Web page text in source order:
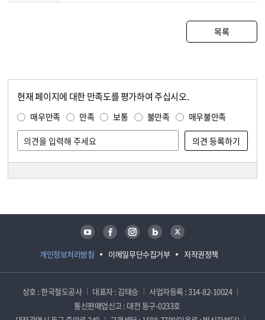
목록
현재 페이지에 대한 만족도를 평가하여 주십시오.
매우만족 만족 보통 불만족 매우불만족
개인정보처리방침 이메일무단수집거부 저작권정책
유튜브 페이스북 인스타그램 블로그 트위터
상호 : 한국철도공사 대표자 : 김태승
사업자등록 : 314-82-10024
통신판매업신고 : 대전 동구-0233호